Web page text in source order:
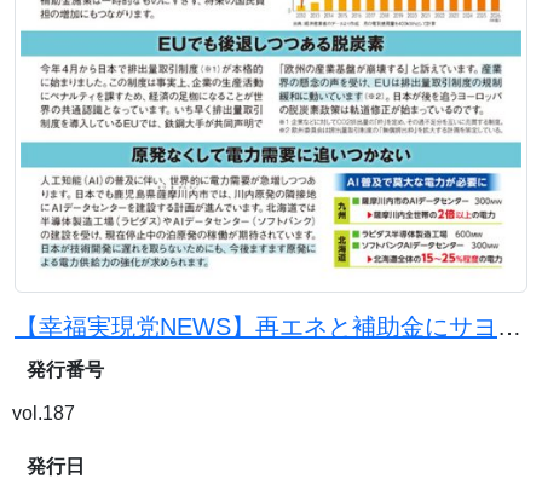
【幸福実現党NEWS】再エネと補助金にサヨナラを。原発と石炭火力で電気代を下げよう
発行番号
vol.187
発行日